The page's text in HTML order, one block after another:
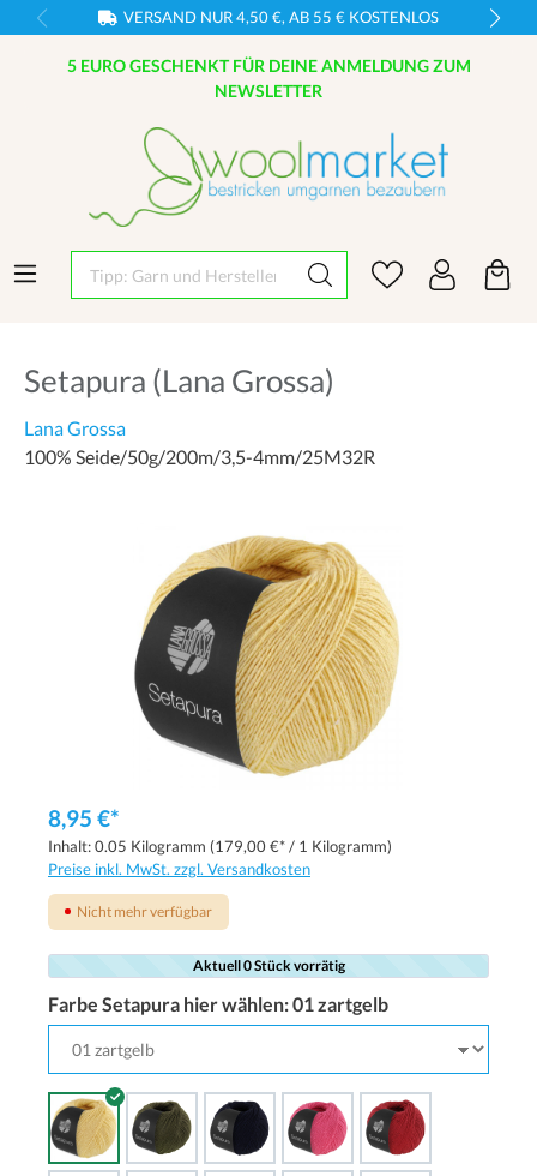
VERSAND NUR 4,50 €, AB 55 € KOSTENLOS
5 EURO GESCHENKT FÜR DEINE ANMELDUNG ZUM
NEWSLETTER
Tipp: Garn und Hersteller eingeben
Setapura (Lana Grossa)
Lana Grossa
100% Seide/50g/200m/3,5-4mm/25M32R
8,95 €*
Inhalt:0.05 Kilogramm (179,00 €* / 1 Kilogramm)
Preise inkl. MwSt. zzgl. Versandkosten
Nicht mehr verfügbar
Aktuell 0 Stück vorrätig
Farbe Setapura hier wählen:01 zartgelb